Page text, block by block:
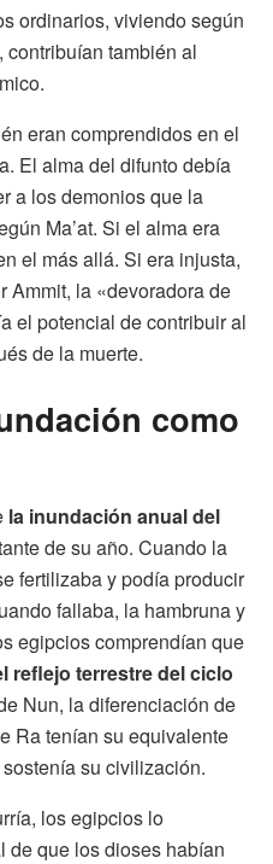
ordinarios, viviendo según
contribuían también al
eran comprendidos en el
El alma del difunto debía
a los demonios que la
Ma’at. Si el alma era
el más allá. Si era injusta,
Ammit, la «devoradora de
el potencial de contribuir al
de la muerte.
como
la inundación anual del
de su año. Cuando la
fertilizaba y podía producir
fallaba, la hambruna y
egipcios comprendían que
reflejo terrestre del ciclo
Nun, la diferenciación de
Ra tenían su equivalente
su civilización.
los egipcios lo
de que los dioses habían